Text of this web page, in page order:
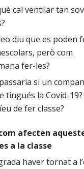
cal ventilar tan
diu que es poden
però com
fer-les?
si un
tingués la Covid-19?
de fer classe?
afecten
a la classe
haver tornat a